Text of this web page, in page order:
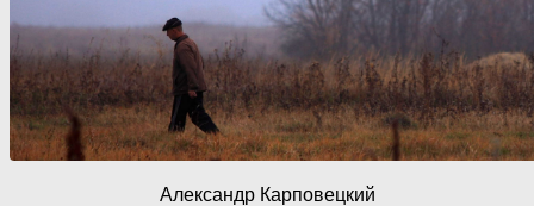
Александр Карповецкий